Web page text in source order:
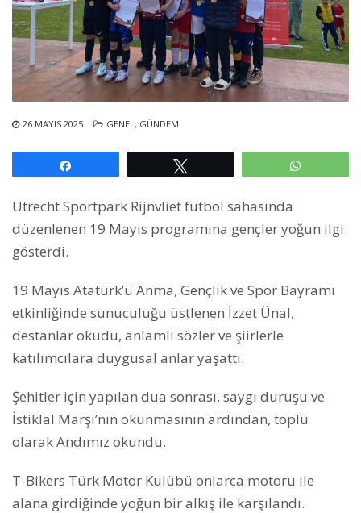
26 MAYIS 2025 GENEL , GÜNDEM
Utrecht Sportpark Rijnvliet futbol sahasında
düzenlenen 19 Mayıs programına gençler yoğun ilgi
gösterdi.
19 Mayıs Atatürk’ü Anma, Gençlik ve Spor Bayramı
etkinliğinde sunuculuğu üstlenen İzzet Ünal,
destanlar okudu, anlamlı sözler ve şiirlerle
katılımcılara duygusal anlar yaşattı.
Şehitler için yapılan dua sonrası, saygı duruşu ve
İstiklal Marşı’nın okunmasının ardından, toplu
olarak Andımız okundu.
T-Bikers Türk Motor Kulübü onlarca motoru ile
alana girdiğinde yoğun bir alkış ile karşılandı.